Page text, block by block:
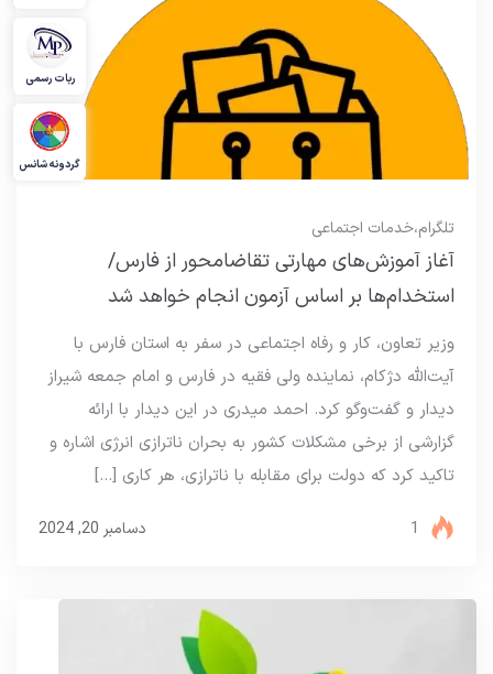
تلگرام،خدمات اجتماعی
آغاز آموزش‌های مهارتی تقاضامحور از فارس/
استخدام‌ها بر اساس آزمون انجام خواهد شد
وزیر تعاون، کار و رفاه اجتماعی در سفر به استان فارس با
آیت‌الله دژکام، نماینده ولی فقیه در فارس و امام جمعه شیراز
دیدار و گفت‌وگو کرد. احمد میدری در این دیدار با ارائه
گزارشی از برخی مشکلات کشور به بحران ناترازی انرژی اشاره و
تاکید کرد که دولت برای مقابله با ناترازی، هر کاری […]
دسامبر 20, 2024 1
ربات رسمی
گردونه شانس